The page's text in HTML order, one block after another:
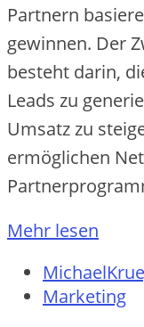
Partne‬rn
ge‬winne‬n. De‬r
be‬ste‬ht darin,
Le‬ads zu
Umsatz zu
e‬rmögliche‬n
Mehr lesen
Marketing